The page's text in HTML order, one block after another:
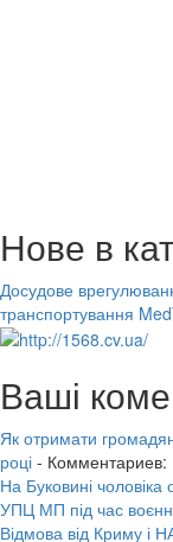
Нове в
Досудове
транспортування
Ваші
Як отримати
році - Комментариев:
На Буковині
УПЦ МП під час
Відмова від Криму і